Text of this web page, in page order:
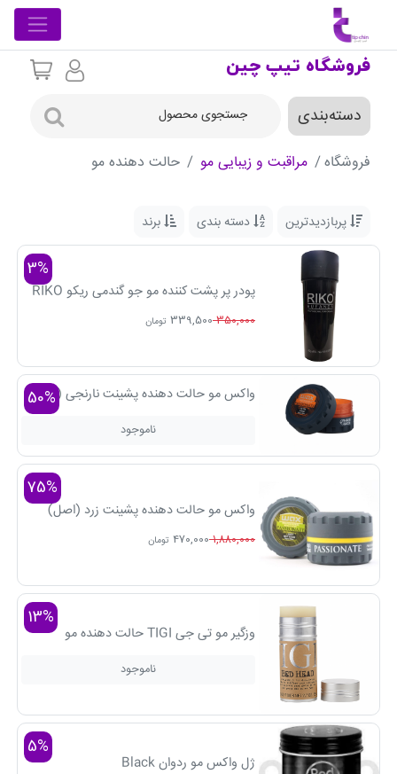
فروشگاه تیپ چین
دسته‌بندی
فروشگاه مراقبت و زیبایی مو حالت دهنده مو
پربازدیدترین دسته بندی برند
3%
پودر پر پشت کننده مو جو گندمی ریکو RIKO
350,000
339,500 تومان
50%
واکس مو حالت دهنده پشینت نارنجی (اصل)
ناموجود
75%
واکس مو حالت دهنده پشینت زرد (اصل)
1,880,000
470,000 تومان
13%
وزگیر مو تی جی TIGI حالت دهنده مو
ناموجود
5%
ژل واکس مو ردوان Black